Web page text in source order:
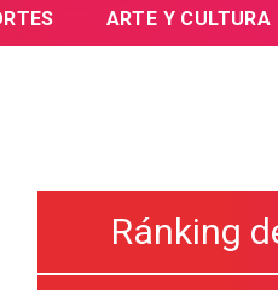
ARTE Y CULTURA
Ránking